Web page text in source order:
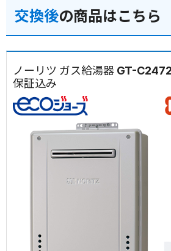
交換後の商品はこちら
ノーリツ ガス給湯器 GT-
保証込み